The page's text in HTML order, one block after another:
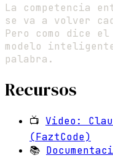
La competencia
se va a volver
Pero como dice
modelo
palabra.
Recursos
📺 Video:
(FaztCode)
📚